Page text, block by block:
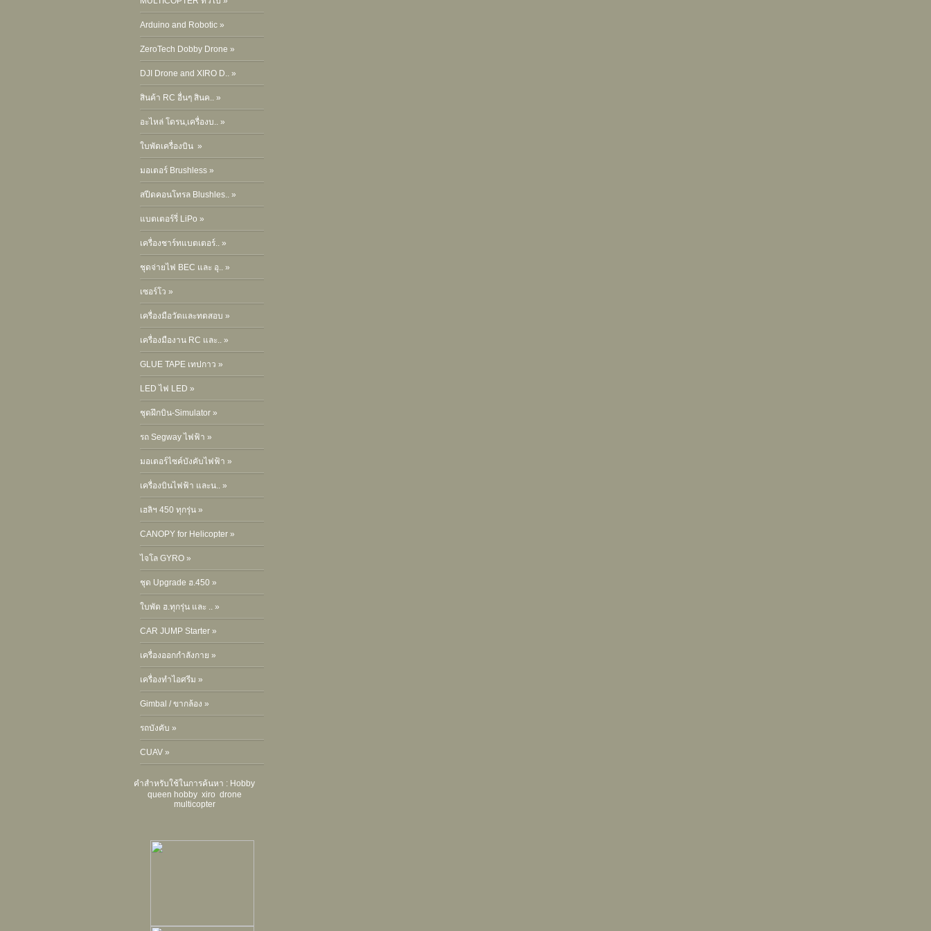
Arduino and Robotic »
ZeroTech Dobby Drone »
DJI Drone and XIRO D.. »
สินค้า RC อื่นๆ สินค.. »
อะไหล่ โดรน,เครื่องบ.. »
ใบพัดเครื่องบิน »
มอเตอร์ Brushless »
สปีดคอนโทรล Blushles.. »
แบตเตอร์รี่ LiPo »
เครื่องชาร์ทแบตเตอร์.. »
ชุดจ่ายไฟ BEC และ อุ.. »
เซอร์โว »
เครื่องมือวัดและทดสอบ »
เครื่องมืองาน RC และ.. »
GLUE TAPE เทปกาว »
LED ไฟ LED »
ชุดฝึกบิน-Simulator »
รถ Segway ไฟฟ้า »
มอเตอร์ไซค์บังคับไฟฟ้า »
เครื่องบินไฟฟ้า และน.. »
เฮลิฯ 450 ทุกรุ่น »
CANOPY for Helicopter »
ไจโล GYRO »
ชุด Upgrade ฮ.450 »
ใบพัด ฮ.ทุกรุ่น และ .. »
CAR JUMP Starter »
เครื่องออกกำลังกาย »
เครื่องทำไอศรีม »
Gimbal / ขากล้อง »
รถบังคับ »
CUAV »
คำสำหรับใช้ในการค้นหา : Hobby
queen hobby xiro drone
multicopter